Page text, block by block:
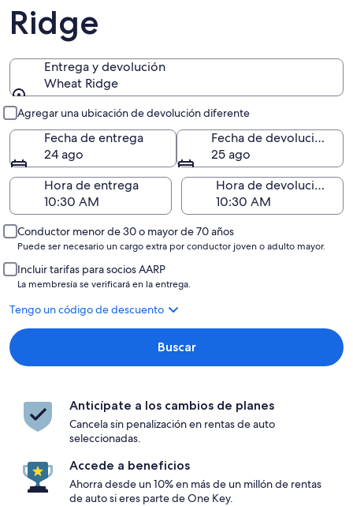
Ridge
Entrega y devolución
Wheat Ridge
Agregar una ubicación de devolución diferente
Fecha de entrega
24 ago
Fecha de devolución
25 ago
Hora de entrega
Hora de devolución
Conductor menor de 30 o mayor de 70 años
Puede ser necesario un cargo extra por conductor joven o adulto mayor.
Incluir tarifas para socios AARP
La membresía se verificará en la entrega.
Tengo un código de descuento
Buscar
Anticípate a los cambios de planes
Cancela sin penalización en rentas de auto
seleccionadas.
Accede a beneficios
Ahorra desde un 10% en más de un millón de rentas
de auto si eres parte de One Key.